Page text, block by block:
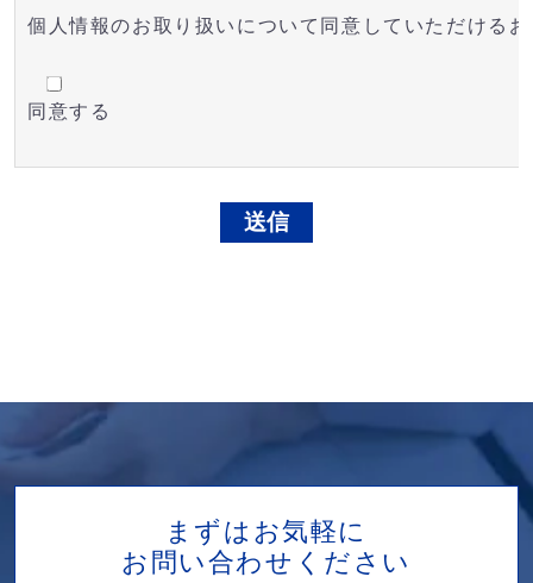
当社役員、従業員は個人情報保護方針をよく理
お客様がご送信された個人情報に関するお問合せ
東京都新宿区箪笥町34番地 日交ビル9Ｆ
個人情報のお取り扱いについて同意していただける
同意する
まずはお気軽に
お問い合わせください